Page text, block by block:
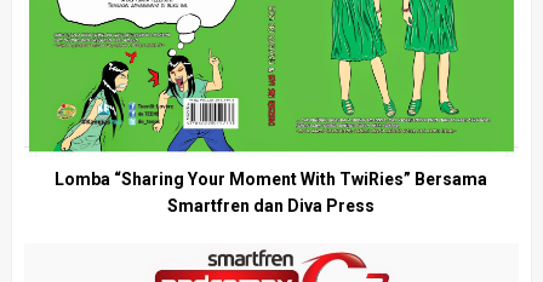
Lomba “Sharing Your Moment With TwiRies” Bersama
Smartfren dan Diva Press